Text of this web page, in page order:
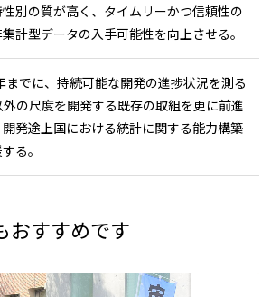
別の質が高く、タイムリーかつ信頼性の
計型データの入手可能性を向上させる。
までに、持続可能な開発の進捗状況を測る
外の尺度を開発する既存の取組を更に前進
開発途上国における統計に関する能力構築
る。
おすすめです